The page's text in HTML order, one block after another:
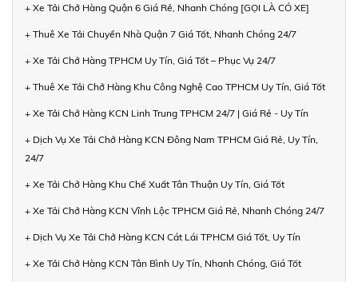
+ Xe Tải Chở Hàng Quận 6 Giá Rẻ, Nhanh Chóng [GỌI LÀ CÓ XE]
+ Thuê Xe Tải Chuyển Nhà Quận 7 Giá Tốt, Nhanh Chóng 24/7
+ Xe Tải Chở Hàng TPHCM Uy Tín, Giá Tốt – Phục Vụ 24/7
+ Thuê Xe Tải Chở Hàng Khu Công Nghệ Cao TPHCM Uy Tín, Giá Tốt
+ Xe Tải Chở Hàng KCN Linh Trung TPHCM 24/7 | Giá Rẻ - Uy Tín
+ Dịch Vụ Xe Tải Chở Hàng KCN Đông Nam TPHCM Giá Rẻ, Uy Tín,
24/7
+ Xe Tải Chở Hàng Khu Chế Xuất Tân Thuận Uy Tín, Giá Tốt
+ Xe Tải Chở Hàng KCN Vĩnh Lộc TPHCM Giá Rẻ, Nhanh Chóng 24/7
+ Dịch Vụ Xe Tải Chở Hàng KCN Cát Lái TPHCM Giá Tốt, Uy Tín
+ Xe Tải Chở Hàng KCN Tân Bình Uy Tín, Nhanh Chóng, Giá Tốt